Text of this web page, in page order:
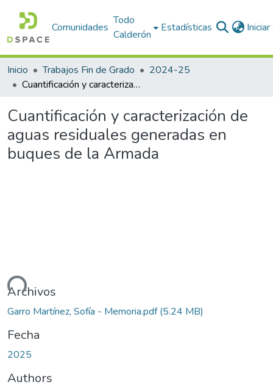
Comunidades
Todo
Calderón
Estadísticas
Inicio Trabajos Fin de Grado
2024-25
Cuantificación y caracterización de aguas residuales generadas en buques de la Armada
Cuantificación y caracterización de
aguas residuales generadas en
buques de la Armada
Archivos
Garro Martínez, Sofía - Memoria.pdf(5.24 MB)
Fecha
2025
Authors